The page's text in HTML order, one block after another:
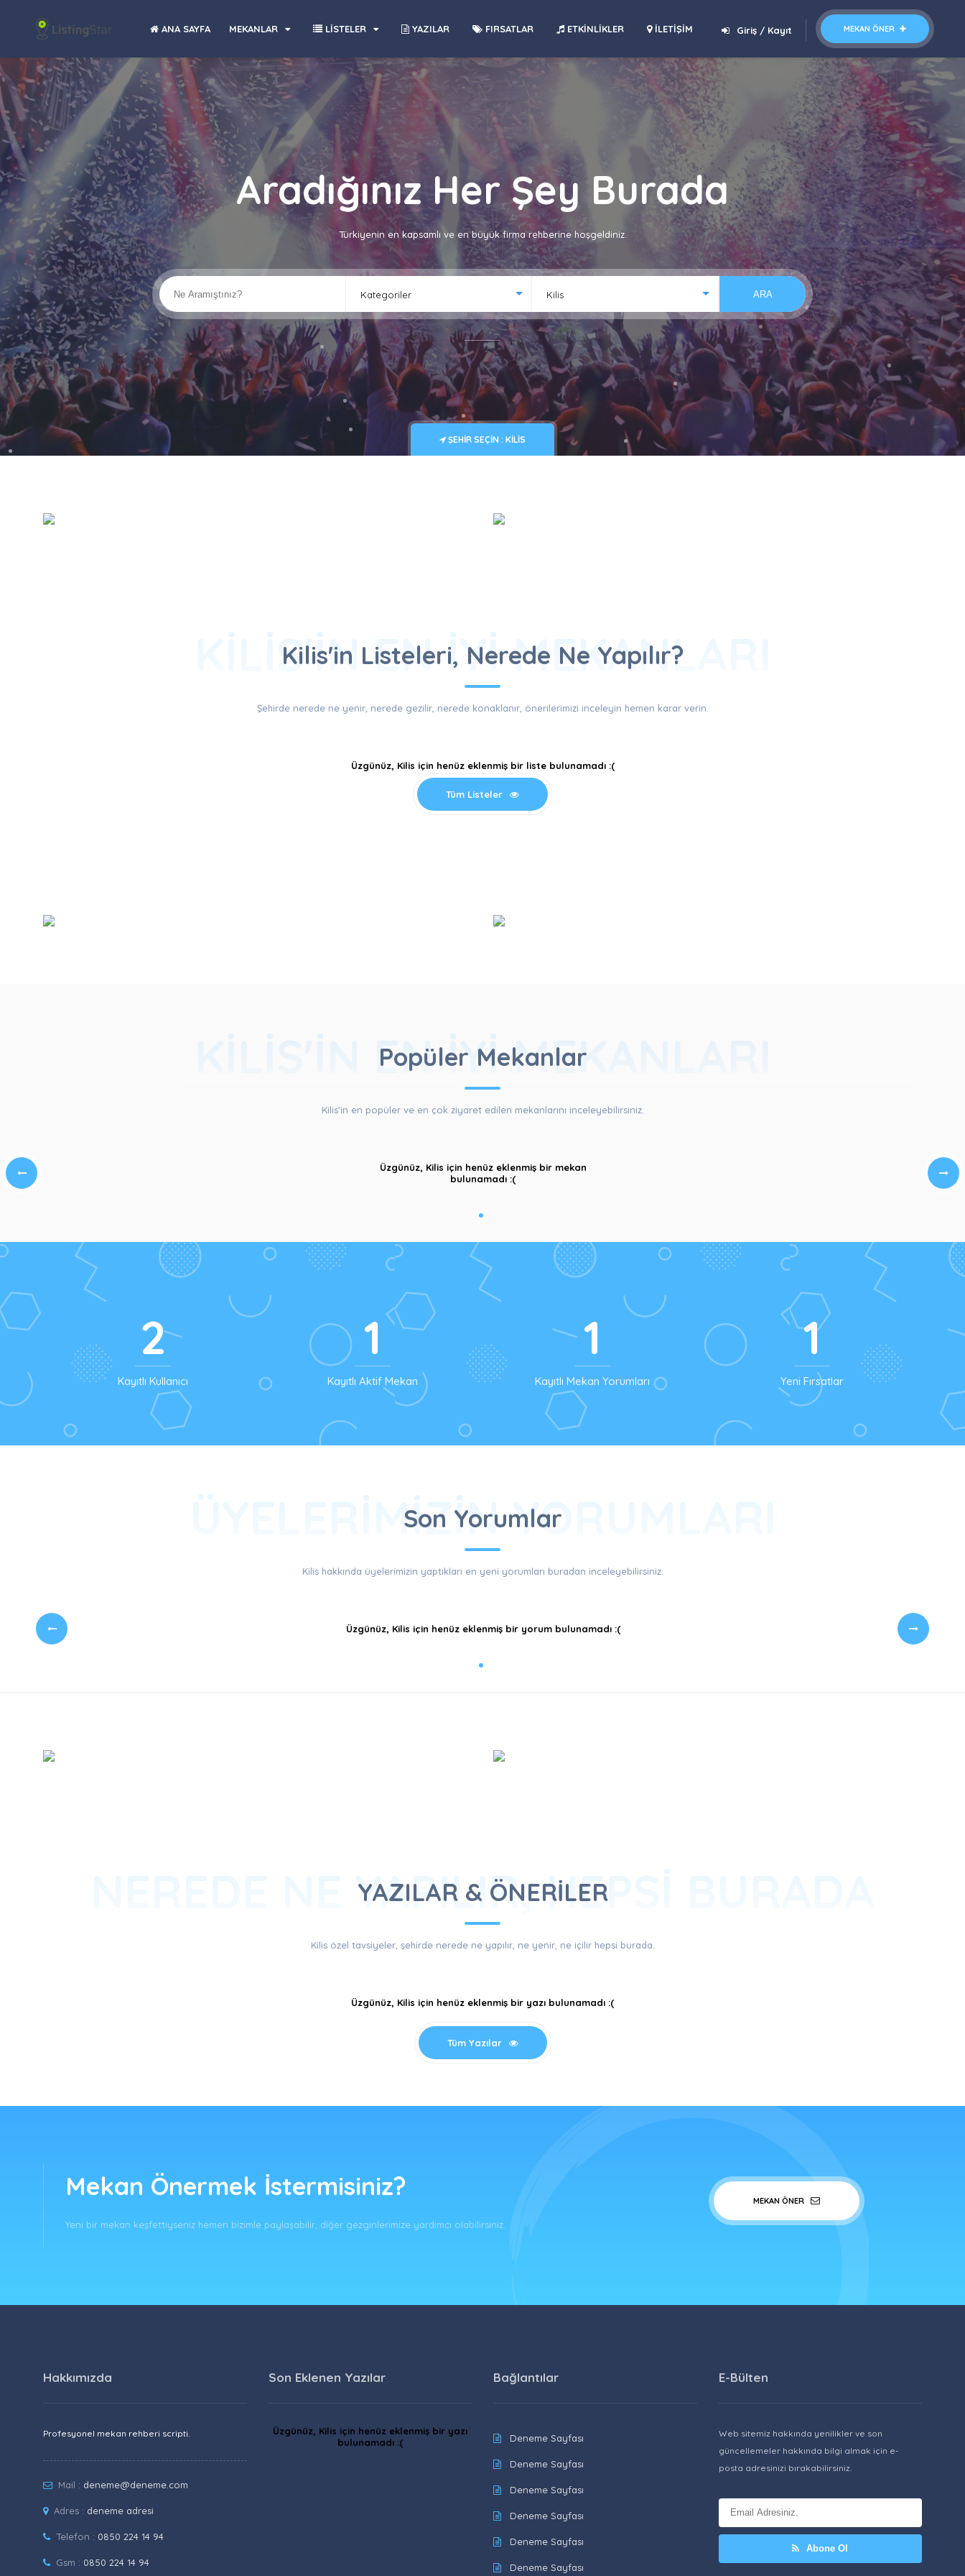
MEKAN ÖNER
Giriş / Kayıt
ANA SAYFA MEKANLAR LİSTELER YAZILAR FIRSATLAR ETKİNLİKLER İLETİŞİM
Aradığınız Her Şey Burada
Türkiyenin en kapsamlı ve en büyük firma rehberine hoşgeldiniz.
Kategoriler Kilis ARA
ŞEHIR SEÇIN : KILIS
Kilis'in Listeleri, Nerede Ne Yapılır?
KILIS'IN EN İYI MEKANLARI
Şehirde nerede ne yenir, nerede gezilir, nerede konaklanır, önerilerimizi inceleyin hemen karar verin.
Üzgünüz, Kilis için henüz eklenmiş bir liste bulunamadı :(
Tüm Listeler
Popüler Mekanlar
KILIS'IN EN İYI MEKANLARI
Kilis'in en popüler ve en çok ziyaret edilen mekanlarını inceleyebilirsiniz.
Üzgünüz, Kilis için henüz eklenmiş bir mekan
bulunamadı :(
2
Kayıtlı Kullanıcı
1
Kayıtlı Aktif Mekan
1
Kayıtlı Mekan Yorumları
1
Yeni Fırsatlar
Son Yorumlar
ÜYELERIMIZIN YORUMLARI
Kilis hakkında üyelerimizin yaptıkları en yeni yorumları buradan inceleyebilirsiniz.
Üzgünüz, Kilis için henüz eklenmiş bir yorum bulunamadı :(
YAZILAR & ÖNERİLER
NEREDE NE YAPILIR, HEPSI BURADA
Kilis özel tavsiyeler, şehirde nerede ne yapılır, ne yenir, ne içilir hepsi burada.
Üzgünüz, Kilis için henüz eklenmiş bir yazı bulunamadı :(
Tüm Yazılar
Mekan Önermek İstermisiniz?
Yeni bir mekan keşfettiyseniz hemen bizimle paylaşabilir, diğer gezginlerimize yardımcı olabilirsiniz.
MEKAN ÖNER
Hakkımızda
Profesyonel mekan rehberi scripti.
Mail : deneme@deneme.com
Adres : deneme adresi
Telefon : 0850 224 14 94
Gsm : 0850 224 14 94
Son Eklenen Yazılar
Üzgünüz, Kilis için henüz eklenmiş bir yazı
bulunamadı :(
Bağlantılar
Deneme Sayfası
Deneme Sayfası
Deneme Sayfası
Deneme Sayfası
Deneme Sayfası
Deneme Sayfası
E-Bülten
Web sitemiz hakkında yenilikler ve son
güncellemeler hakkında bilgi almak için e-
posta adresinizi bırakabilirsiniz.
Abone Ol